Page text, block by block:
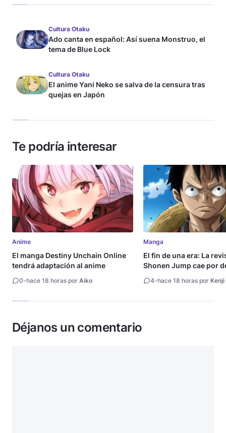
Cultura Otaku
Ado canta en español: Así suena Monstruo, el
tema de Blue Lock
Cultura Otaku
El anime Yani Neko se salva de la censura tras
quejas en Japón
Te podría interesar
Anime
El manga Destiny Unchain Online
tendrá adaptación al anime
0-hace 18 horas por Aiko
Manga
El fin de una era: La
Shonen Jump cae por
4-hace 18 horas por Kenji
Déjanos un comentario